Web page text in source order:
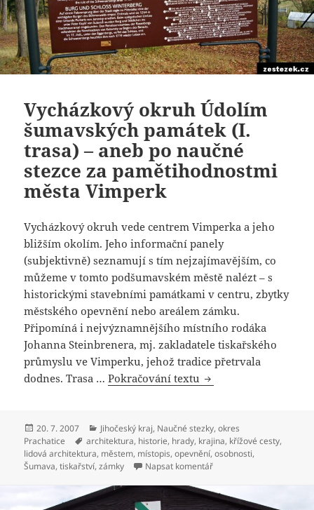
Vycházkový okruh Údolím
šumavských památek (I.
trasa) – aneb po naučné
stezce za pamětihodnostmi
města Vimperk
Vycházkový okruh vede centrem Vimperka a jeho
bližším okolím. Jeho informační panely
(subjektivně) seznamují s tím nejzajímavějším, co
můžeme v tomto podšumavském městě nalézt – s
historickými stavebními památkami v centru, zbytky
městského opevnění nebo areálem zámku.
Připomíná i nejvýznamnějšího místního rodáka
Johanna Steinbrenera, mj. zakladatele tiskařského
průmyslu ve Vimperku, jehož tradice přetrvala
dodnes. Trasa …Pokračování textu Vycházkový okruh
Publikováno:
20. 7. 2007 Rubriky:
Jihočeský kraj, Naučné stezky,okres
Prachatice
Štítky:
architektura, historie, hrady, krajina, křížové cesty,
lidová architektura, městem, místopis,opevnění,osobnosti,
Šumava,tiskařství,zámky Napsat komentář